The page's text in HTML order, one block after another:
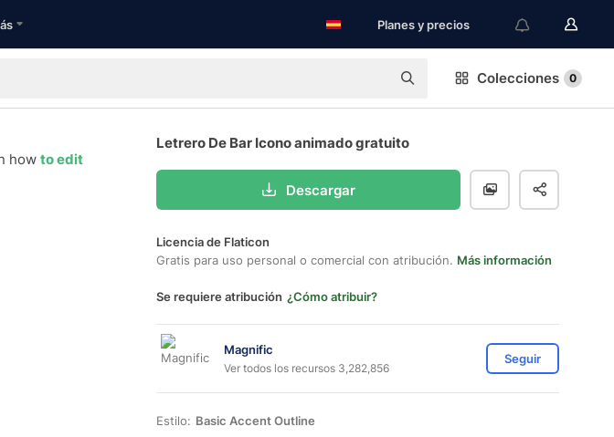
Planes y precios
Colecciones 0
how to edit
Letrero De Bar Icono animado gratuito
Descargar
Licencia de Flaticon
Gratis para uso personal o comercial con atribución. Más información
Se requiere atribución ¿Cómo atribuir?
Magnific
Ver todos los recursos 3,282,856
Seguir
Estilo: Basic Accent Outline